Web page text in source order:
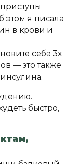
этом я писала
в крови и
себе 3х
— это также